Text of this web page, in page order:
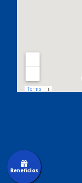
Beneficios